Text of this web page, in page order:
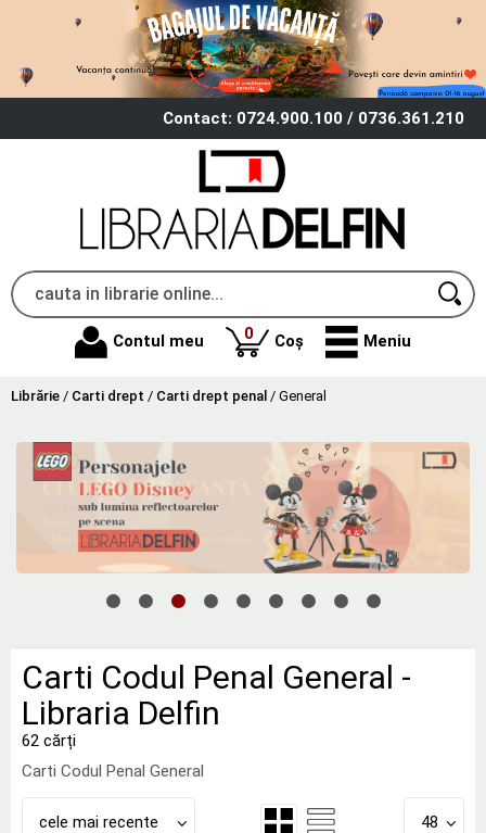
Contact: 0724.900.100 / 0736.361.210
Contul meu 0produse
Coș Meniu
Librărie / Carti drept / Carti drept penal / General
Carti Codul Penal General -
Libraria Delfin
62 cărți
Carti Codul Penal General
cele mai recente 48